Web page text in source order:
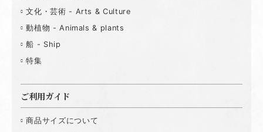
文化・芸術 - Arts & Culture
動植物 - Animals & plants
船 - Ship
特集
ご利用ガイド
商品サイズについて